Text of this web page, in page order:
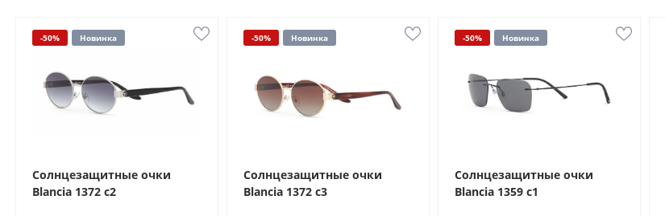
-50% Новинка
Солнцезащитные очки
Blancia 1372 с2
-50% Новинка
Солнцезащитные очки
Blancia 1372 с3
-50% Новинка
Солнцезащитные очки
Blancia 1359 с1